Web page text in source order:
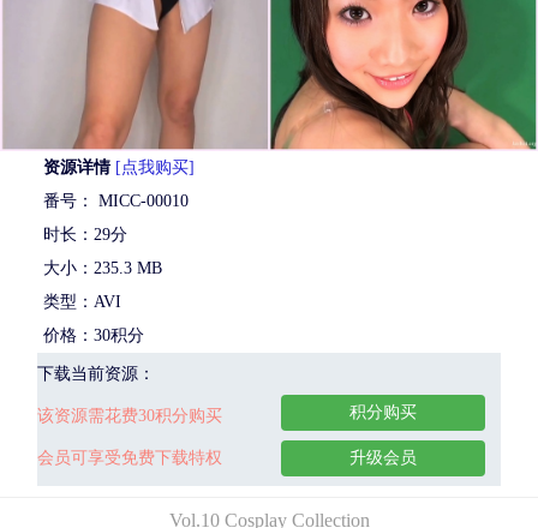
资源详情 [点我购买]
番号： MICC-00010
时长：29分
大小：235.3 MB
类型：AVI
价格：30积分
下载当前资源：
该资源需花费30积分购买
会员可享受免费下载特权
积分购买
升级会员
Vol.10 Cosplay Collection